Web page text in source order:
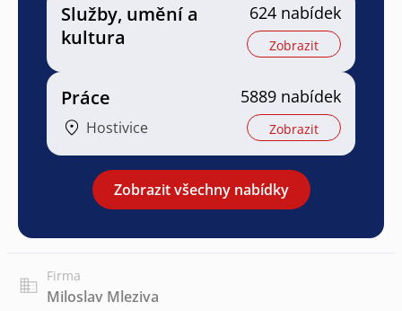
Služby, umění a
kultura
624 nabídek
Zobrazit
Práce
Hostivice
5889 nabídek
Zobrazit
Zobrazit všechny nabídky
Firma
Miloslav Mleziva